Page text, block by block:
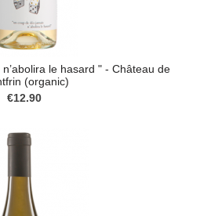
le hasard " - Château de
(organic)
€12.90